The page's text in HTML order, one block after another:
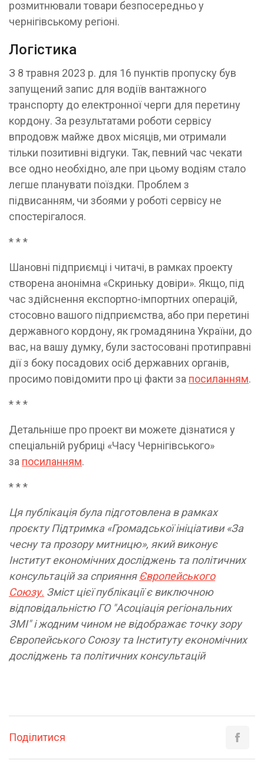
розмитнювали товари безпосередньо у
чернігівському регіоні.
Логістика
З 8 травня 2023 р. для 16 пунктів пропуску був
запущений запис для водіїв вантажного
транспорту до електронної черги для перетину
кордону. За результатами роботи сервісу
впродовж майже двох місяців, ми отримали
тільки позитивні відгуки. Так, певний час чекати
все одно необхідно, але при цьому водіям стало
легше планувати поїздки. Проблем з
підвисанням, чи збоями у роботі сервісу не
спостерігалося.
* * *
Шановні підприємці і читачі, в рамках проекту
створена анонімна «Скриньку довіри». Якщо, під
час здійснення експортно-імпортних операцій,
стосовно вашого підприємства, або при перетині
державного кордону, як громадянина України, до
вас, на вашу думку, були застосовані протиправні
дії з боку посадових осіб державних органів,
просимо повідомити про ці факти за посиланням.
* * *
Детальніше про проект ви можете дізнатися у
спеціальній рубриці «Часу Чернігівського»
за посиланням.
* * *
Ця публікація була підготовлена в рамках
проєкту Підтримка «Громадської ініціативи «За
чесну та прозору митницю», який виконує
Інститут економічних досліджень та політичних
консультацій за сприяння Європейського
Союзу. Зміст цієї публікації є виключною
відповідальністю ГО "Асоціація регіональних
ЗМІ" і жодним чином не відображає точку зору
Європейського Союзу та Інституту економічних
досліджень та політичних консультацій
Поділитися